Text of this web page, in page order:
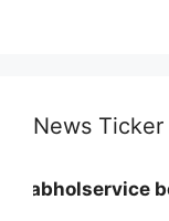
News Ticker